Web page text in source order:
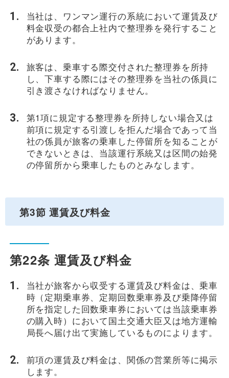
当社は、ワンマン運行の系統において運賃及び
料金収受の都合上社内で整理券を発行すること
があります。
旅客は、乗車する際交付された整理券を所持
し、下車する際にはその整理券を当社の係員に
引き渡さなければなりません。
第1項に規定する整理券を所持しない場合又は
前項に規定する引渡しを拒んだ場合であって当
社の係員が旅客の乗車した停留所を知ることが
できないときは、当該運行系統又は区間の始発
の停留所から乗車したものとみなします。
第3節 運賃及び料金
第22条 運賃及び料金
当社が旅客から収受する運賃及び料金は、乗車
時（定期乗車券、定期回数乗車券及び乗降停留
所を指定した回数乗車券においては当該乗車券
の購入時）において国土交通大臣又は地方運輸
局長へ届け出て実施しているものによります。
前項の運賃及び料金は、関係の営業所等に掲示
します。